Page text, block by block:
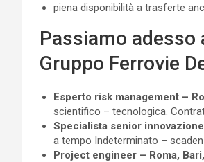
piena disponibilità a trasferte
Passiamo
Gruppo Ferrovie
Esperto risk management –
scientifico – tecnologica.
Specialista senior
a tempo Indeterminato –
Project engineer – Roma,